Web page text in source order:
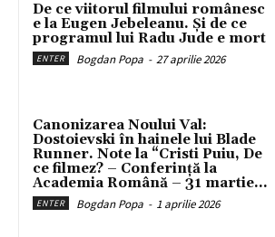
De ce viitorul filmului românesc
e la Eugen Jebeleanu. Și de ce
programul lui Radu Jude e mort
ENTER Bogdan Popa - 27 aprilie 2026
Canonizarea Noului Val:
Dostoievski în hainele lui Blade
Runner. Note la “Cristi Puiu, De
ce filmez? – Conferință la
Academia Română – 31 martie...
ENTER Bogdan Popa - 1 aprilie 2026